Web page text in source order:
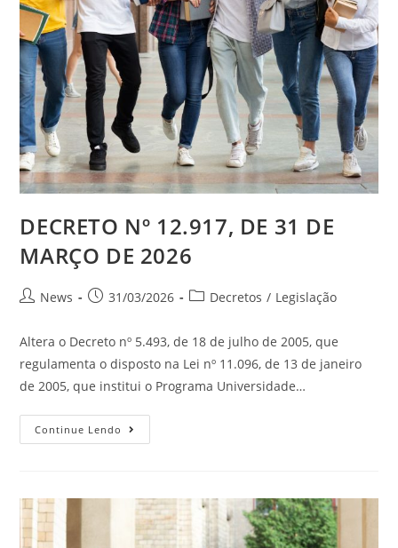
DECRETO Nº 12.917, DE 31 DE
MARÇO DE 2026
News 31/03/2026 Decretos / Legislação
Altera o Decreto nº 5.493, de 18 de julho de 2005, que
regulamenta o disposto na Lei nº 11.096, de 13 de janeiro
de 2005, que institui o Programa Universidade…
Continue Lendo